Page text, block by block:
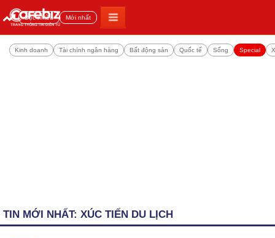
Đọc nhiều Mới nhất
Kinh doanh Tài chính ngân hàng Bất động sản Quốc tế Sống Special
TIN MỚI NHẤT: XÚC TIẾN DU LỊCH